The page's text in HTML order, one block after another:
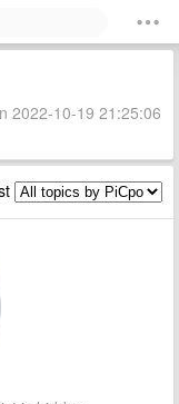
2022-10-19 21:25:06